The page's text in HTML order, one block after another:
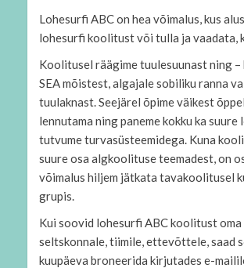
Lohesurfi ABC on hea võimalus, kus
lohesurfi koolitust või tulla ja vaadata,
Koolitusel räägime tuulesuunast ning
SEA mõistest, algajale sobiliku ranna
tuulaknast. Seejärel õpime väikest
lennutama ning paneme kokku ka suure
tutvume turvasüsteemidega. Kuna
suure osa algkoolituse teemadest, on
võimalus hiljem jätkata tavakoolitusel
grupis.
Kui soovid lohesurfi ABC koolitust oma
seltskonnale, tiimile, ettevõttele, saad
kuupäeva broneerida kirjutades e-